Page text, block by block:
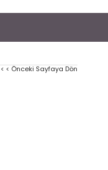
< < Önceki Sayfaya Dön